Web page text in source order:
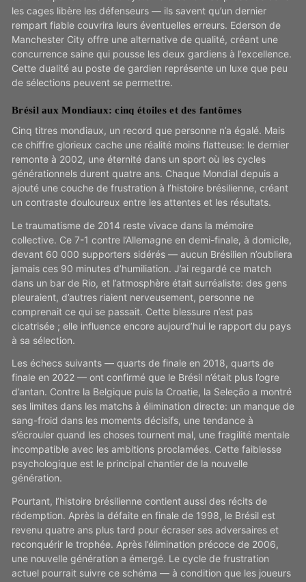
les cages libère les défenseurs — ils savent qu’un dernier
rempart fiable couvrira leurs éventuelles erreurs. Ederson de
Manchester City offre une alternative de qualité, créant une
concurrence saine qui pousse les deux gardiens à l’excellence.
Cette dualité au poste de gardien représente un luxe que peu
de sélections peuvent se permettre.
Brésil aux Mondiaux: cinq étoiles et des fantômes
Cinq titres mondiaux, un record que personne n’a égalé. Mais
ce chiffre glorieux cache une réalité moins flatteuse: le dernier
remonte à 2002, une éternité dans un sport où les cycles
générationnels durent quatre ans. Chaque Mondial depuis a
ajouté une couche de frustration à l’histoire brésilienne, créant
un contraste douloureux entre les attentes et les résultats.
Le traumatisme de 2014 reste vivace dans la mémoire
collective. Ce 7-1 contre l’Allemagne en demi-finale, à domicile,
devant 60 000 supporters sidérés — aucun Brésilien n’oubliera
jamais ces 90 minutes d’humiliation. J’ai regardé ce match
dans un bar de Rio, et l’atmosphère était surréaliste: des gens
pleuraient, d’autres riaient nerveusement, personne ne
comprenait ce qui se passait. Cette blessure n’est pas
cicatrisée ; elle influence encore aujourd’hui le rapport du pays
à sa sélection.
Les échecs suivants — quarts de finale en 2018, quarts de
finale en 2022 — ont confirmé que le Brésil n’était plus l’ogre
d’antan. Contre la Belgique puis la Croatie, la Seleção a montré
ses limites dans les matchs à élimination directe: un manque de
sang-froid dans les moments décisifs, une tendance à
s’écrouler quand les choses tournent mal, une fragilité mentale
incompatible avec les ambitions proclamées. Cette faiblesse
psychologique est le principal chantier de la nouvelle
génération.
Pourtant, l’histoire brésilienne contient aussi des récits de
rédemption. Après la défaite en finale de 1998, le Brésil est
revenu quatre ans plus tard pour écraser ses adversaires et
reconquérir le trophée. Après l’élimination précoce de 2006,
une nouvelle génération a émergé. Le cycle de frustration
actuel pourrait suivre ce schéma — à condition que les joueurs